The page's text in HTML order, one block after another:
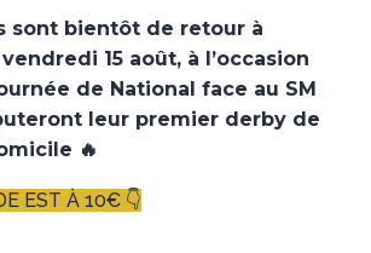
sont bientôt de retour à
15 août, à l’occasion
de National face au SM
leur premier derby de
🔥
EST À 10€ 👇